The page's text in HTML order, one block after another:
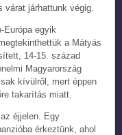
várat járhattunk végig.
Európa egyik
a Mátyás
14-15. század
Magyarország
kívülről, mert éppen
takarítás miatt.
éjjelen. Egy
érkeztünk, ahol